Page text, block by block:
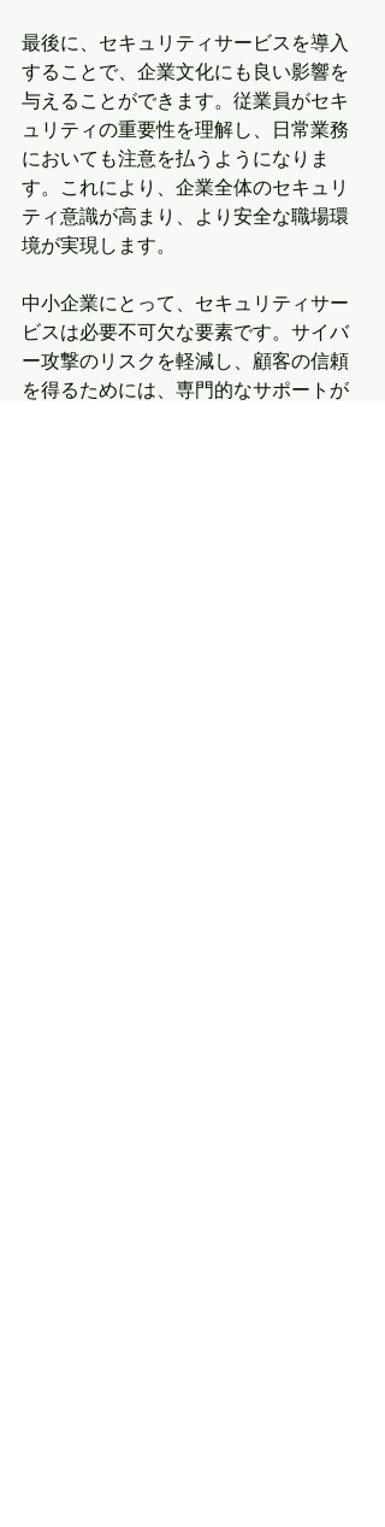
最後に、セキュリティサービスを導入
することで、企業文化にも良い影響を
与えることができます。従業員がセキ
ュリティの重要性を理解し、日常業務
においても注意を払うようになりま
す。これにより、企業全体のセキュリ
ティ意識が高まり、より安全な職場環
境が実現します。
中小企業にとって、セキュリティサー
ビスは必要不可欠な要素です。サイバ
ー攻撃のリスクを軽減し、顧客の信頼
を得るためには、専門的なサポートが